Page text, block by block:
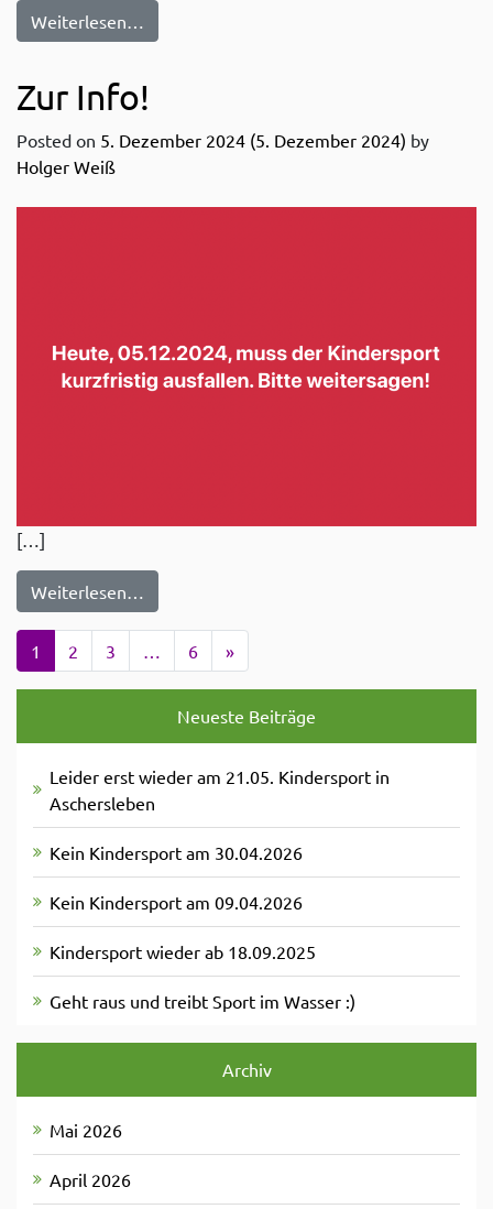
Weiterlesen…
Zur Info!
Posted on 5. Dezember 2024 (5. Dezember 2024) by
Holger Weiß
[…]
Weiterlesen…
Posts navigation
1 2 3 6 »
Neueste Beiträge
Leider erst wieder am 21.05. Kindersport in
Aschersleben
Kein Kindersport am 30.04.2026
Kein Kindersport am 09.04.2026
Kindersport wieder ab 18.09.2025
Geht raus und treibt Sport im Wasser :)
Archiv
Mai 2026
April 2026